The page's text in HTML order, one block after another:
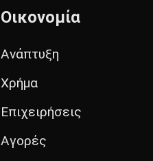
Οικονομία
Ανάπτυξη
Χρήμα
Επιχειρήσεις
Αγορές